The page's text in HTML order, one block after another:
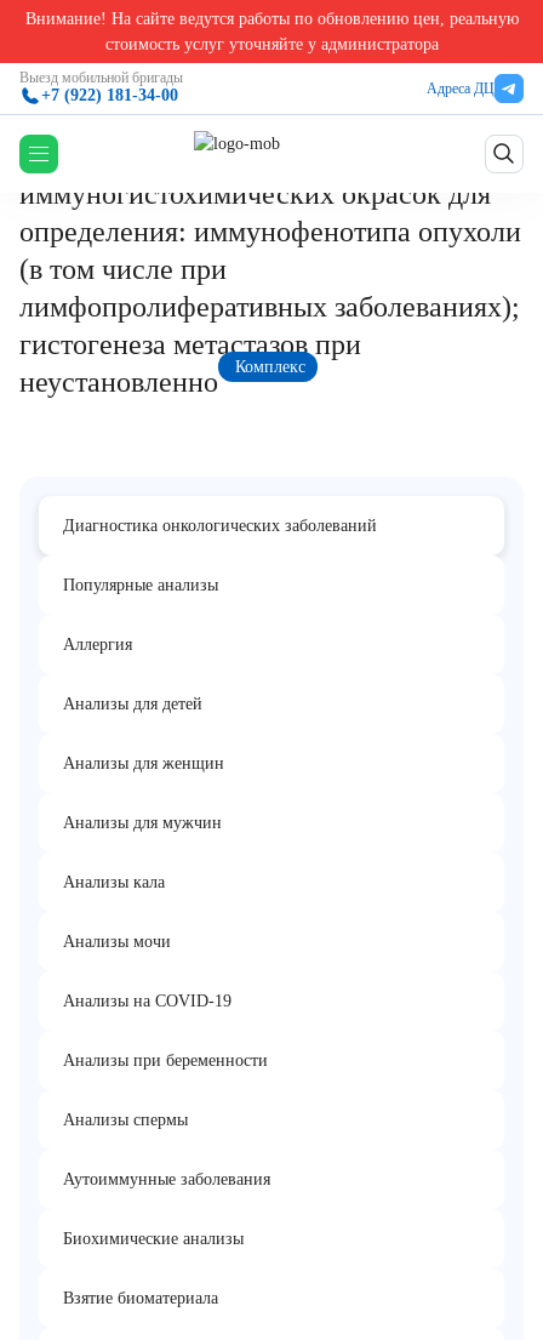
Внимание! На сайте ведутся работы по обновлению цен, реальную
стоимость услуг уточняйте у администратора
Выезд мобильной бригады
+7 (922) 181-34-00 Адреса ДЦ
Анализы на онкологические заболевания Комплексное гистологическое и
Комплексное гистологическое и
иммуногистохимическое исследование
с применением необходимых
иммуногистохимических окрасок для
определения: иммунофенотипа опухоли
(в том числе при
лимфопролиферативных заболеваниях);
гистогенеза метастазов при
неустановленно
Комплекс
Диагностика онкологических заболеваний
Популярные анализы
Аллергия
Анализы для детей
Анализы для женщин
Анализы для мужчин
Анализы кала
Анализы мочи
Анализы на COVID-19
Анализы при беременности
Анализы спермы
Аутоиммунные заболевания
Биохимические анализы
Взятие биоматериала